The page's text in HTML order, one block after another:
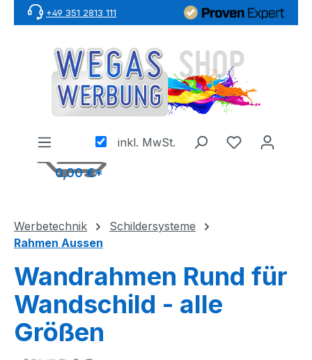
Zum Hauptinhalt springen
+49 351 2813 111
inkl. MwSt.
0,00 €*
Werbetechnik
Schildersysteme
Rahmen Aussen
Wandrahmen Rund für
Wandschild - alle
Größen